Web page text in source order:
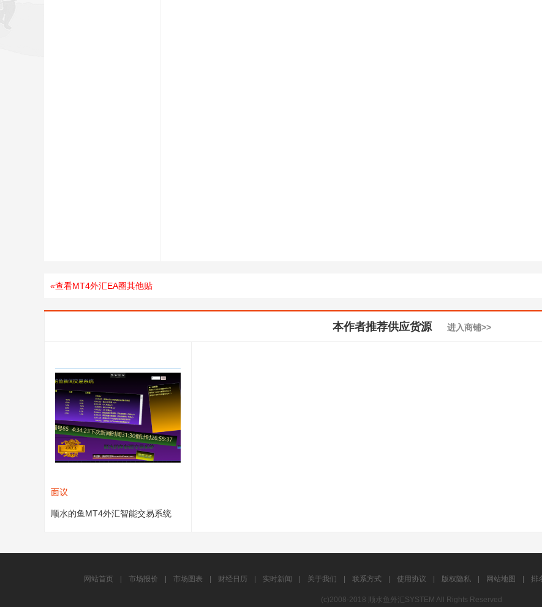
«查看MT4外汇EA圈其他贴
本作者推荐供应货源 进入商铺>>
面议
顺水的鱼MT4外汇智能交易系统
网站首页 市场报价 市场图表 财经日历 实时新闻 关于我们 联系方式 使用协议 版权隐私 网站地图 排
(c)2008-2018 顺水鱼外汇SYSTEM All Rights Reserved